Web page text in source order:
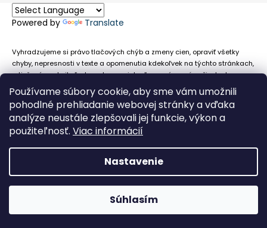
Používame súbory cookie, aby sme vám umožnili
pohodlné prehliadanie webovej stránky a vďaka
analýze neustále zlepšovali jej funkcie, výkon a
použiteľnosť. Viac informácií
Nastavenie
Súhlasím
Messenger
Powered by Translate
Vyhradzujeme si právo tlačových chýb a zmeny cien, opraviť všetky
chyby, nepresnosti v texte a opomenutia kdekoľvek na týchto stránkach,
a tiež právo akejkoľvek osobe zamietnuť neoprávnenú požiadavku na
chybne uvedený text. Na stránkach sa môžu vyskytnúť technické
nepresnosti a typografické chyby alebo opomenutia v súvislosti s
informáciami zobrazenými na týchto stránkach, nevyplýva nám žiadna
povinnosť ani zodpovednosť v prípade, že sa spoliehajú na nepresné
informácie poskytované na týchto stránkach.